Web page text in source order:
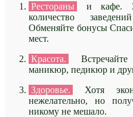
Рестораны
и кафе.
количество
Обменяйте бонусы
мест.
Красота.
маникюр, педикюр и
Здоровье.
Хотя
нежелательно, но
никому не мешало.